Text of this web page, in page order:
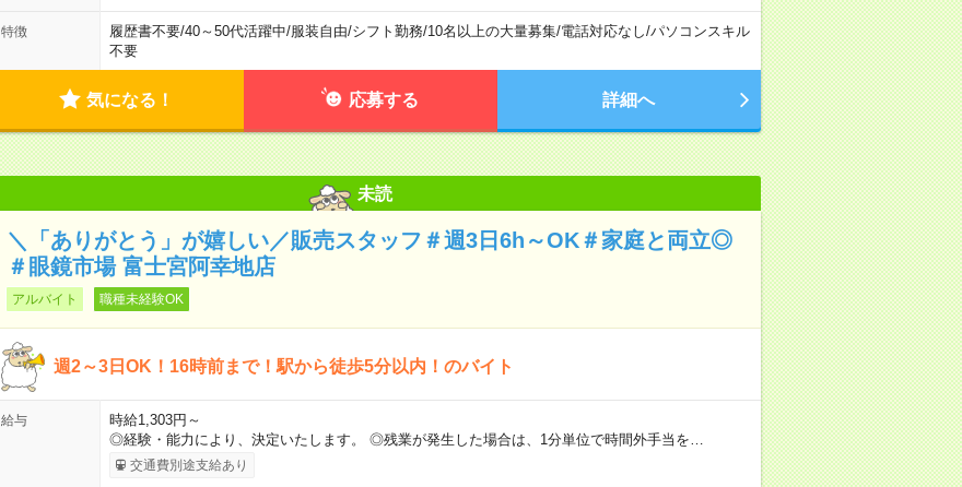
特徴 履歴書不要/40～50代活躍中/服装自由/シフト勤務/10名以上の大量募集/電話対応なし/パソコンスキル
不要
気になる！ 応募する 詳細へ
未読
＼「ありがとう」が嬉しい／販売スタッフ＃週3日6h～OK＃家庭と両立◎
＃眼鏡市場 富士宮阿幸地店
アルバイト 職種未経験OK
週2～3日OK！16時前まで！駅から徒歩5分以内！のバイト
給与
時給1,303円～
◎経験・能力により、決定いたします。 ◎残業が発生した場合は、1分単位で時間外手当を…
交通費別途支給あり